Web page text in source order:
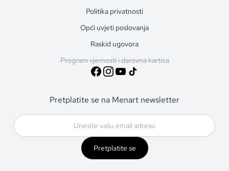
Politika privatnosti
Opći uvjeti poslovanja
Raskid ugovora
Program vjernosti i darovna kartica
Pretplatite se na Menart newsletter
Pretplatite se